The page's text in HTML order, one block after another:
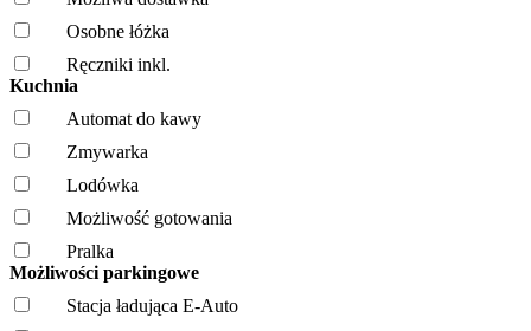
Osobne łóżka
Ręczniki inkl.
Kuchnia
Automat do kawy
Zmywarka
Lodówka
Możliwość gotowania
Pralka
Możliwości parkingowe
Stacja ładująca E-Auto